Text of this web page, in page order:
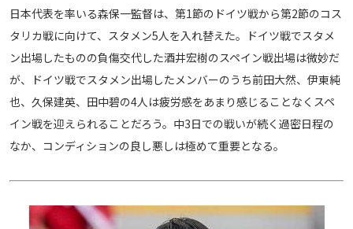
お問い合わせ
Share
© AbemaTV. Inc. All Rights Reserved.
日本代表を率いる森保一監督は、第1節のドイツ戦から第2節のコス
タリカ戦に向けて、スタメン5人を入れ替えた。ドイツ戦でスタメ
ン出場したものの負傷交代した酒井宏樹のスペイン戦出場は微妙だ
が、ドイツ戦でスタメン出場したメンバーのうち前田大然、伊東純
也、久保建英、田中碧の4人は疲労感をあまり感じることなくスペ
イン戦を迎えられることだろう。中3日での戦いが続く過密日程の
なか、コンディションの良し悪しは極めて重要となる。